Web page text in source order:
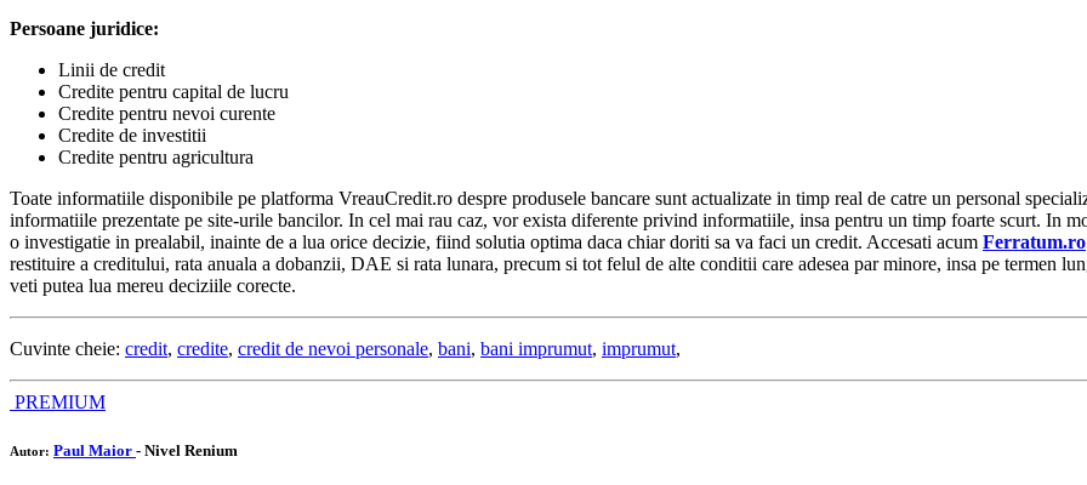
Persoane juridice:
Linii de credit
Credite pentru capital de lucru
Credite pentru nevoi curente
Credite de investitii
Credite pentru agricultura
Toate informatiile disponibile pe platforma VreauCredit.ro despre produsele bancare sunt actualizate in timp real de catre un personal
informatiile prezentate pe site-urile bancilor. In cel mai rau caz, vor exista diferente privind informatiile, insa pentru un timp foarte scurt. In
o investigatie in prealabil, inainte de a lua orice decizie, fiind solutia optima daca chiar doriti sa va faci un credit. Accesati acum Ferratum.ro
restituire a creditului, rata anuala a dobanzii, DAE si rata lunara, precum si tot felul de alte conditii care adesea par minore, insa pe termen
veti putea lua mereu deciziile corecte.
Cuvinte cheie: credit, credite, credit de nevoi personale, bani, bani imprumut, imprumut,
PREMIUM
Autor: Paul Maior - Nivel Renium